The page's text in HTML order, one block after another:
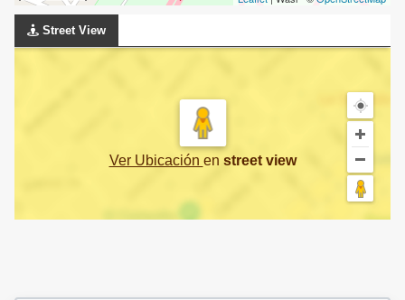
Street View
Ver Ubicación en street view